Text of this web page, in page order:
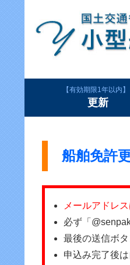
有効期限1年以内
更新
船舶免許
メールアドレ
必ず「
最後の送信ボ
申込み完了後